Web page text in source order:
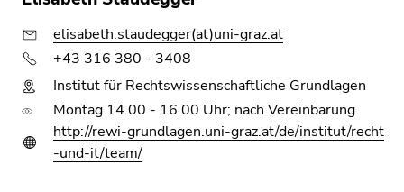
elisabeth.staudegger(at)uni-graz.at
+43 316 380 - 3408
Institut für Rechtswissenschaftliche Grundlagen
Montag 14.00 - 16.00 Uhr; nach Vereinbarung
http://rewi-grundlagen.uni-graz.at/de/institut/recht
-und-it/team/